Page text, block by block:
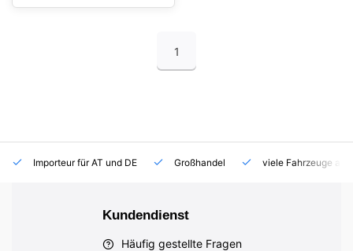
1
Importeur für AT und DE Großhandel viele Fahrzeuge auf
Kundendienst
Häufig gestellte Fragen